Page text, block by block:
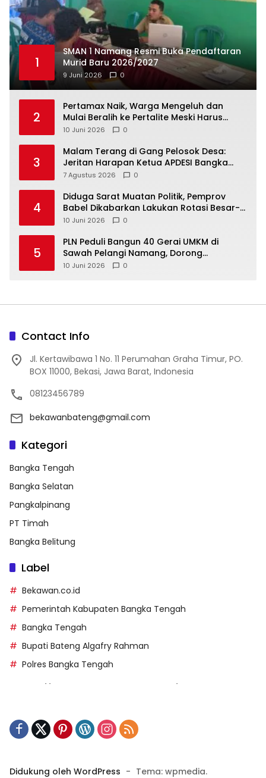
1
SMAN 1 Namang Resmi Buka Pendaftaran
Murid Baru 2026/2027
9 Juni 2026 0
2
‎Pertamax Naik, Warga Mengeluh dan
Mulai Beralih ke Pertalite Meski Harus
10 Juni 2026 0
3
Malam Terang di Gang Pelosok Desa:
Jeritan Harapan Ketua APDESI Bangka
Tengah untuk PLN Babel
7 Agustus 2026 0
4
‎Diduga Sarat Muatan Politik, Pemprov
Babel Dikabarkan Lakukan Rotasi Besar-
10 Juni 2026 0
5
‎PLN Peduli Bangun 40 Gerai UMKM di
Sawah Pelangi Namang, Dorong
10 Juni 2026 0
Contact Info
Jl. Kertawibawa 1 No. 11 Perumahan Graha Timur, PO.
BOX 11000, Bekasi, Jawa Barat, Indonesia
08123456789
bekawanbateng@gmail.com
Kategori
Bangka Tengah
Bangka Selatan
Pangkalpinang
PT Timah
Bangka Belitung
Label
Bekawan.co.id
Pemerintah Kabupaten Bangka Tengah
Bangka Tengah
Bupati Bateng Algafry Rahman
Polres Bangka Tengah
https://kecsitim.sitarokab.go.id/
Didukung oleh WordPress - Tema: wpmedia.